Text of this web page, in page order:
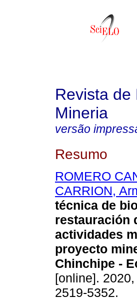
Revista de
Mineria
versão
Resumo
ROMERO
CARRION,
técnica de
restauración
actividades
proyecto
Chinchipe -
[online].
2519-5352.